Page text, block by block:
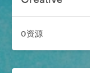
0资源